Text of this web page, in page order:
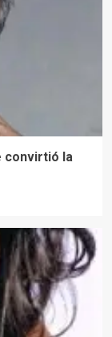
convirtió la